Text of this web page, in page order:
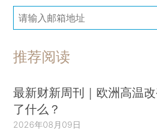
推荐阅读
最新财新周刊｜欧洲高温
了什么？
2026年08月09日